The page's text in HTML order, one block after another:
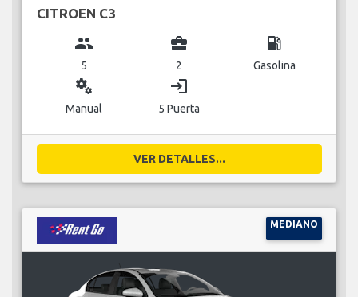
CITROEN C3
group
5
business_center
2
local_gas_station
Gasolina
miscellaneous_services
Manual
login
5 Puerta
VER DETALLES...
MEDIANO